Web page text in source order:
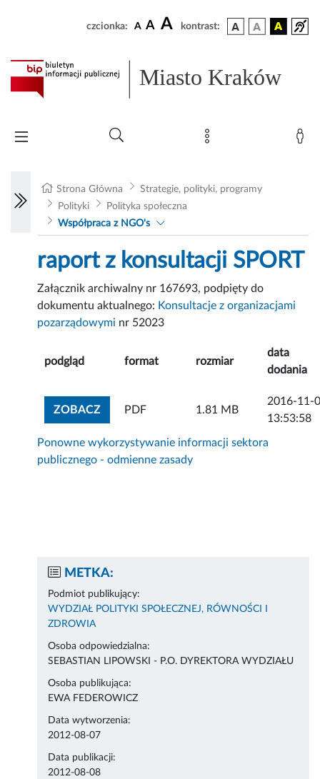
czcionka: A A A kontrast:
Miasto Kraków
Strona Główna
Strategie, polityki, programy
Polityki
Polityka społeczna
Współpraca z NGO's
raport z konsultacji SPORT
Załącznik archiwalny nr 167693, podpięty do
dokumentu aktualnego: Konsultacje z organizacjami
pozarządowymi nr 52023
podgląd format rozmiar
data
dodania
ZOBACZZOBACZ ZAŁĄCZNIK
PDF 1.81 MB
2016-11-
13:53:58
Ponowne wykorzystywanie informacji sektora
publicznego - odmienne zasady
METKA:
Podmiot publikujący:
WYDZIAŁ POLITYKI SPOŁECZNEJ, RÓWNOŚCI I
ZDROWIA
Osoba odpowiedzialna:
SEBASTIAN LIPOWSKI - P.O. DYREKTORA WYDZIAŁU
Osoba publikująca:
EWA FEDEROWICZ
Data wytworzenia:
2012-08-07
Data publikacji:
2012-08-08